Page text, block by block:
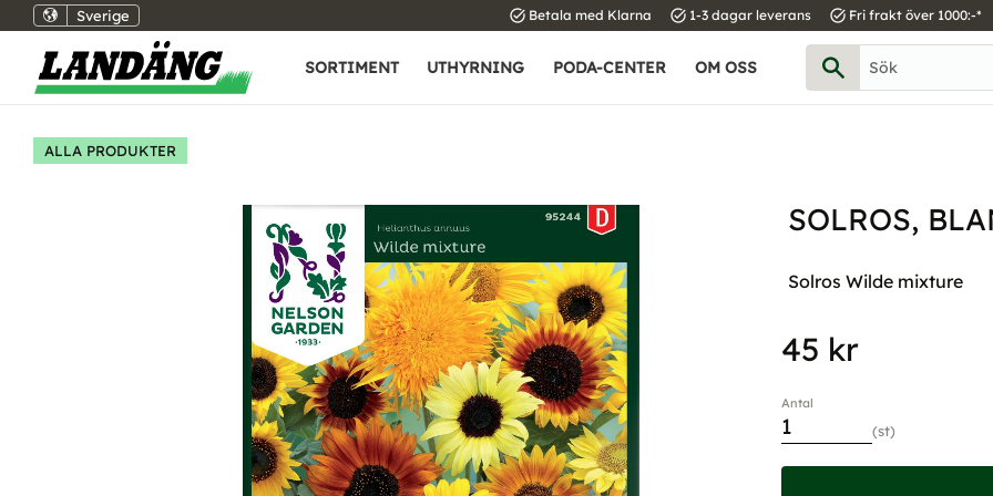
Sverige task_alt Betala med Klarna task_alt 1-3 dagar leverans task_alt Fri frakt över 1000:-*
SORTIMENT UTHYRNING PODA-CENTER OM OSS
ALLA PRODUKTER
SOLROS,
Solros Wilde mixture
45 kr
Antal
st